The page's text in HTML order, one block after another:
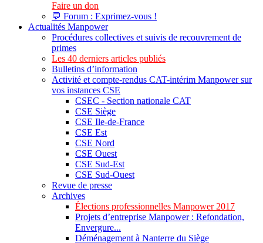
Faire un don
💬 Forum : Exprimez-vous !
Actualités Manpower
Procédures collectives et suivis de recouvrement de
primes
Les 40 derniers articles publiés
Bulletins d’information
Activité et compte-rendus CAT-intérim Manpower sur
vos instances CSE
CSEC - Section nationale CAT
CSE Siège
CSE Ile-de-France
CSE Est
CSE Nord
CSE Ouest
CSE Sud-Est
CSE Sud-Ouest
Revue de presse
Archives
Élections professionnelles Manpower 2017
Projets d’entreprise Manpower : Refondation,
Envergure...
Déménagement à Nanterre du Siège